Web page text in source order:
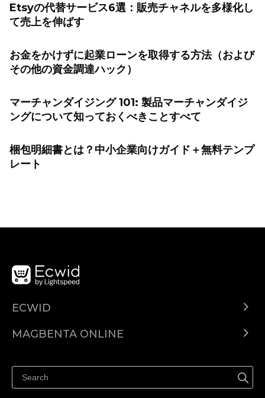
Etsyの代替サービス6選：販売チャネルを多様化し
て売上を伸ばす
お金をかけずに起業ローンを取得する方法（および
その他の資金調達ハック）
マーチャンダイジング 101: 製品マーチャンダイジ
ングについて知っておくべきことすべて
梱包明細書とは？中小企業向けガイド＋無料テンプ
レート
ECWID
Help center
MAGBENTA ONLINE
Ibenta sa Facebook